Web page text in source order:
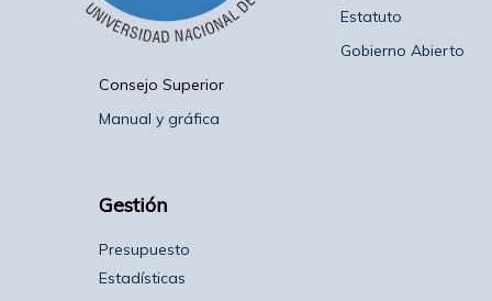
Estatuto
Gobierno Abierto
Consejo Superior
Manual y gráfica
Gestión
Presupuesto
Estadísticas